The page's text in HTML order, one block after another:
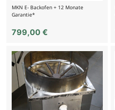
MKN E- Backofen + 12 Monate
Garantie*
799,00 €